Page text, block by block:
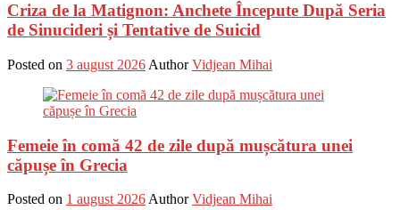
Criza de la Matignon: Anchete Începute După Seria
de Sinucideri și Tentative de Suicid
Posted on 3 august 2026 Author Vidjean Mihai
Femeie în comă 42 de zile după mușcătura unei
căpușe în Grecia
Posted on 1 august 2026 Author Vidjean Mihai